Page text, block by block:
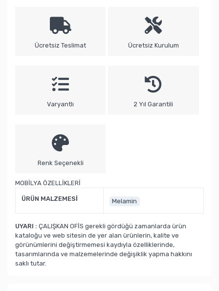
Ücretsiz Teslimat Ücretsiz Kurulum
Varyantlı 2 Yıl Garantili
Renk Seçenekli
MOBİLYA ÖZELLİKLERİ
ÜRÜN MALZEMESİ Melamin
UYARI : ÇALIŞKAN OFİS gerekli gördüğü zamanlarda ürün
kataloğu ve web sitesin de yer alan ürünlerin, kalite ve
görünümlerini değiştirmemesi kaydıyla özelliklerinde,
tasarımlarında ve malzemelerinde değişiklik yapma hakkını
saklı tutar.